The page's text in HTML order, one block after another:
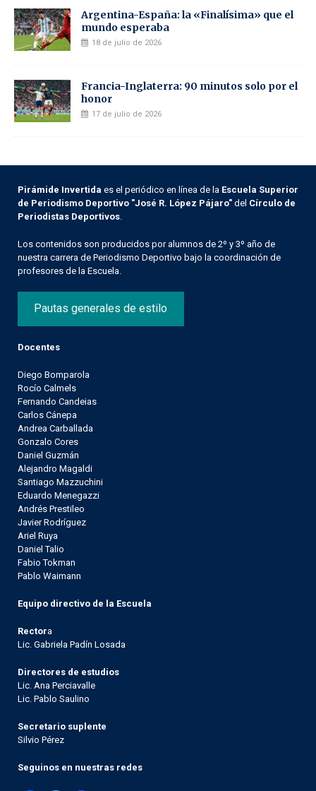
Argentina-España: la «Finalísima» que el
mundo esperaba
18 de julio de 2026
Francia-Inglaterra: 90 minutos solo por el
honor
17 de julio de 2026
Pirámide Invertida es el periódico en línea de la Escuela Superior
de Periodismo Deportivo "José R. López Pájaro" del Círculo de
Periodistas Deportivos
Los contenidos son producidos por alumnos de 2º y 3º año de
nuestra carrera de Periodismo Deportivo bajo la coordinación de
profesores de la Escuela.
Pautas generales de estilo
Docentes
Diego Bomparola
Rocío Calmels
Fernando Candeias
Carlos Cánepa
Andrea Carballada
Gonzalo Cores
Daniel Guzmán
Alejandro Magaldi
Santiago Mazzuchini
Eduardo Menegazzi
Andrés Prestileo
Javier Rodríguez
Ariel Ruya
Daniel Talio
Fabio Tokman
Pablo Waimann
Equipo directivo de la Escuela
Rectora
Lic. Gabriela Padín Losada
Directores de estudios
Lic. Ana Perciavalle
Lic. Pablo Saulino
Secretario suplente
Silvio Pérez
Seguinos en nuestras redes